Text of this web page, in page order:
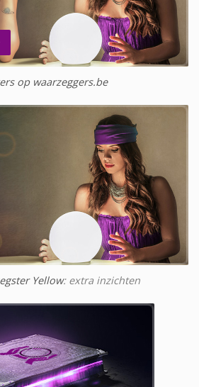
op waarzeggers.be
Yellow: extra inzichten